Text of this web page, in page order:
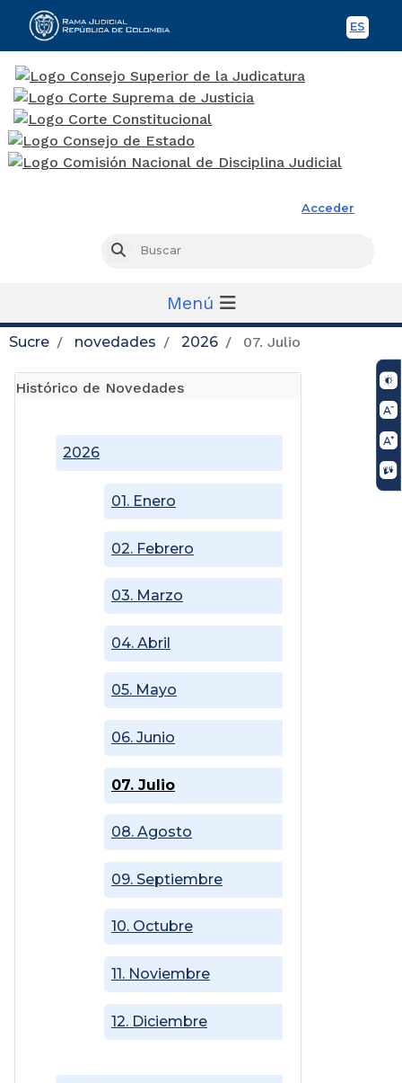
ES
Acceder
Buscar
Menú
Sucre novedades 2026 07. Julio
Histórico de Novedades
2026
01. Enero
02. Febrero
03. Marzo
04. Abril
05. Mayo
06. Junio
07. Julio
08. Agosto
09. Septiembre
10. Octubre
11. Noviembre
12. Diciembre